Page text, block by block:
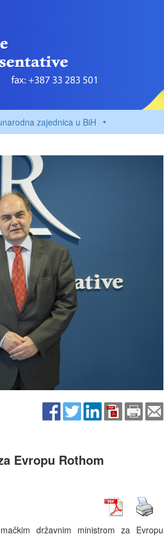
zajednica u BiH
Evropu Rothom
državnim ministrom za Evropu